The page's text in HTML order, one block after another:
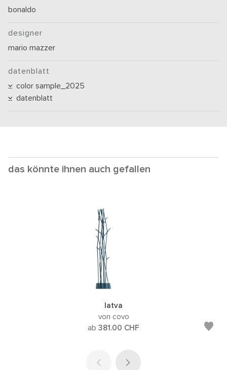
bonaldo
designer
mario mazzer
datenblatt
color sample_2025
datenblatt
das könnte ihnen auch gefallen
latva
von covo
ab 381.00 CHF